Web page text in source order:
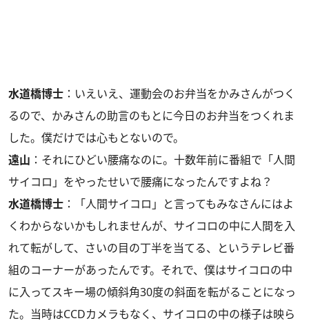
水道橋博士 ：いえいえ、運動会のお弁当をかみさんがつく
るので、かみさんの助言のもとに今日のお弁当をつくれま
した。僕だけでは心もとないので。
遠山 ：それにひどい腰痛なのに。十数年前に番組で「人間
サイコロ」をやったせいで腰痛になったんですよね？
水道橋博士 ：「人間サイコロ」と言ってもみなさんにはよ
くわからないかもしれませんが、サイコロの中に人間を入
れて転がして、さいの目の丁半を当てる、というテレビ番
組のコーナーがあったんです。それで、僕はサイコロの中
に入ってスキー場の傾斜角30度の斜面を転がることになっ
た。当時はCCDカメラもなく、サイコロの中の様子は映ら